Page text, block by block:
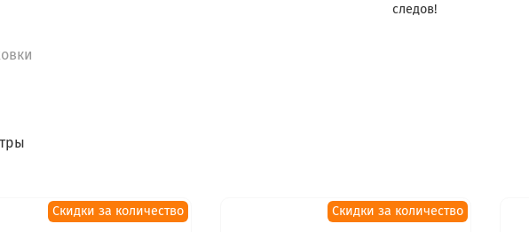
следов!
Скидки за количество Скидки за количество